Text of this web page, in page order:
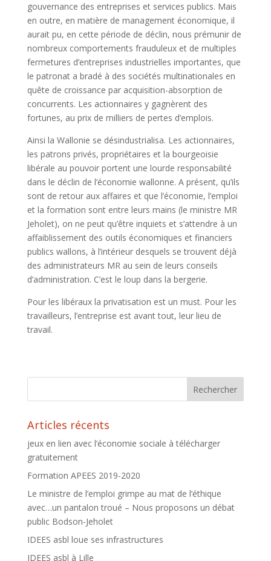
gouvernance des entreprises et services publics. Mais
en outre, en matière de management économique, il
aurait pu, en cette période de déclin, nous prémunir de
nombreux comportements frauduleux et de multiples
fermetures d’entreprises industrielles importantes, que
le patronat a bradé à des sociétés multinationales en
quête de croissance par acquisition-absorption de
concurrents. Les actionnaires y gagnèrent des
fortunes, au prix de milliers de pertes d’emplois.
Ainsi la Wallonie se désindustrialisa. Les actionnaires,
les patrons privés, propriétaires et la bourgeoisie
libérale au pouvoir portent une lourde responsabilité
dans le déclin de l’économie wallonne. A présent, qu’ils
sont de retour aux affaires et que l’économie, l’emploi
et la formation sont entre leurs mains (le ministre MR
Jeholet), on ne peut qu’être inquiets et s’attendre à un
affaiblissement des outils économiques et financiers
publics wallons, à l’intérieur desquels se trouvent déjà
des administrateurs MR au sein de leurs conseils
d’administration. C’est le loup dans la bergerie.
Pour les libéraux la privatisation est un must. Pour les
travailleurs, l’entreprise est avant tout, leur lieu de
travail.
Articles récents
jeux en lien avec l’économie sociale à télécharger
gratuitement
Formation APEES 2019-2020
Le ministre de l’emploi grimpe au mat de l’éthique
avec…un pantalon troué – Nous proposons un débat
public Bodson-Jeholet
IDEES asbl loue ses infrastructures
IDEES asbl à Lille